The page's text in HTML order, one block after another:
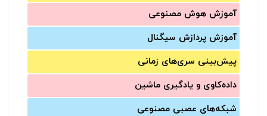
آموزش‌ هوش مصنوعی
آموزش‌ پردازش سیگنال
پیش‌‌بینی سری‌‌های زمانی
داده‌کاوی و یادگیری ماشین
شبکه‌های عصبی مصنوعی